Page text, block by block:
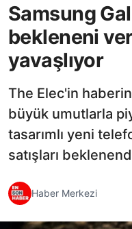
Samsung
bekleneni
yavaşlıyor
The Elec'in
büyük umutlarla
tasarımlı yeni
satışları
Haber Merkezi